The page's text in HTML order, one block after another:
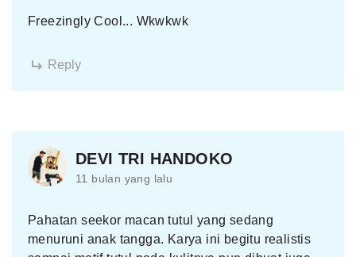
Freezingly Cool... Wkwkwk
Reply
DEVI TRI HANDOKO
11 bulan yang lalu
Pahatan seekor macan tutul yang sedang
menuruni anak tangga. Karya ini begitu realistis